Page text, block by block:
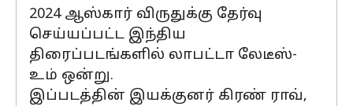
2024 ஆஸ்கார் விருதுக்கு தேர்வு
செய்யப்பட்ட இந்திய
திரைப்படங்களில் லாபட்டா லேடீஸ்-
உம் ஒன்று.
இப்படத்தின் இயக்குனர் கிரண் ராவ்,